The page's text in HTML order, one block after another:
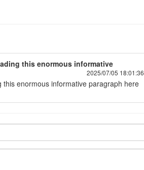
this enormous informative
2025/07/05 18:01:36
enormous informative paragraph here